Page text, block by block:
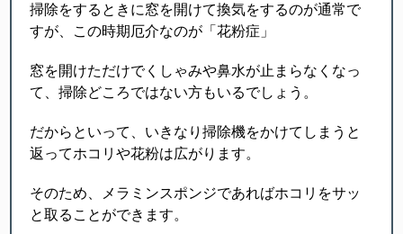
掃除をするときに窓を開けて換気をするのが通常で
すが、この時期厄介なのが「花粉症」
窓を開けただけでくしゃみや鼻水が止まらなくなっ
て、掃除どころではない方もいるでしょう。
だからといって、いきなり掃除機をかけてしまうと
返ってホコリや花粉は広がります。
そのため、メラミンスポンジであればホコリをサッ
と取ることができます。